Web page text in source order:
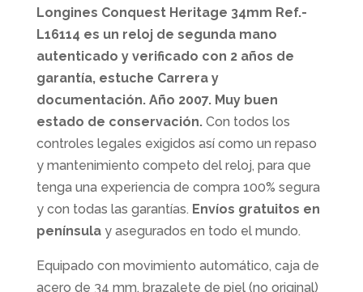
Longines Conquest Heritage 34mm Ref.-
L16114 es un reloj de segunda mano
autenticado y verificado con 2 años de
garantía, estuche Carrera y
documentación. Año 2007. Muy buen
estado de conservación.Con todos los
controles legales exigidos así como un repaso
y mantenimiento competo del reloj, para que
tenga una experiencia de compra 100% segura
y con todas las garantías. Envíos gratuitos en
penínsulay asegurados en todo el mundo.
Equipado con movimiento automático, caja de
acero de 34 mm, brazalete de piel (no original)